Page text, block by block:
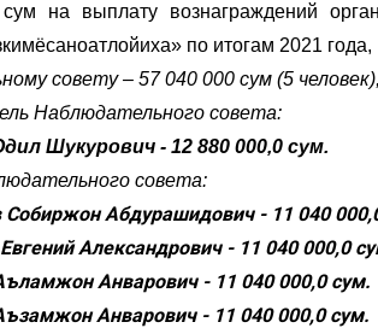
на выплату вознаграждений
по итогам 2021 года,
совету – 57 040 000 сум (5
Наблюдательного совета:
Шукурович - 12 880 000,0 сум.
совета:
Собиржон Абдурашидович - 11 040
Александрович - 11 040 000,0
Анварович - 11 040 000,0 сум.
Анварович - 11 040 000,0 сум.